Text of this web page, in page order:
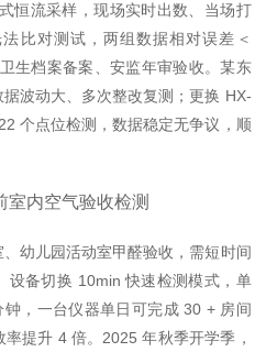
恒流采样，现场实时出数、当场打
法比对测试，两组数据相对误差＜
生档案备案、安监年审验收。某东
波动大、多次整改复测；更换 HX-
个点位检测，数据稳定无争议，顺
室内空气验收检测
幼儿园活动室甲醛验收，需短时间
设备切换 10min 快速检测模式，单
，一台仪器单日可完成 30 + 房间
率提升 4 倍。2025 年秋季开学季，